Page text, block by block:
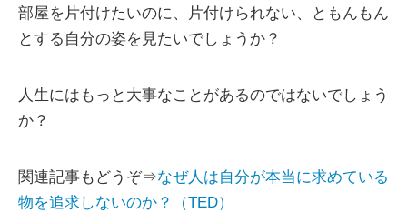
部屋を片付けたいのに、片付けられない、ともんもん
とする自分の姿を見たいでしょうか？
人生にはもっと大事なことがあるのではないでしょう
か？
関連記事もどうぞ⇒なぜ人は自分が本当に求めている
物を追求しないのか？（TED）